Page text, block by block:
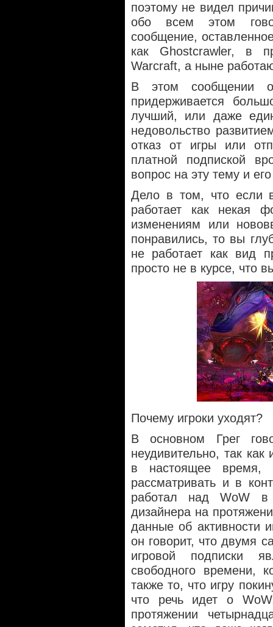
поэтому не видел
обо всем этом
сообщение,
как Ghostcrawler, в
Warcraft, а ныне
В этом сообщении
придерживается
лучший, или даже
недовольство
отказ от игры или
платной подпиской
вопрос на эту тему и
Дело в том, что если
работает как некая
изменениям или
понравились, то вы
не работает как вид
просто не в курсе, что
Почему игроки уходят?
В основном Грег
неудивительно, так
в настоящее время,
рассматривать и в
работал над WoW в
дизайнера на
данные об активности
он говорит, что двумя
игровой подписки
свободного времени,
также то, что игру
что речь идет о
протяжении